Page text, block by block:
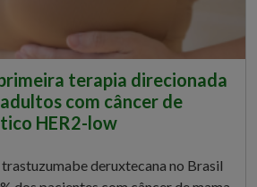
terapia direcionada
com câncer de
HER2-low
deruxtecana no Brasil